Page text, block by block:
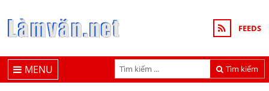
FEEDS
Tìm kiếm
MENU